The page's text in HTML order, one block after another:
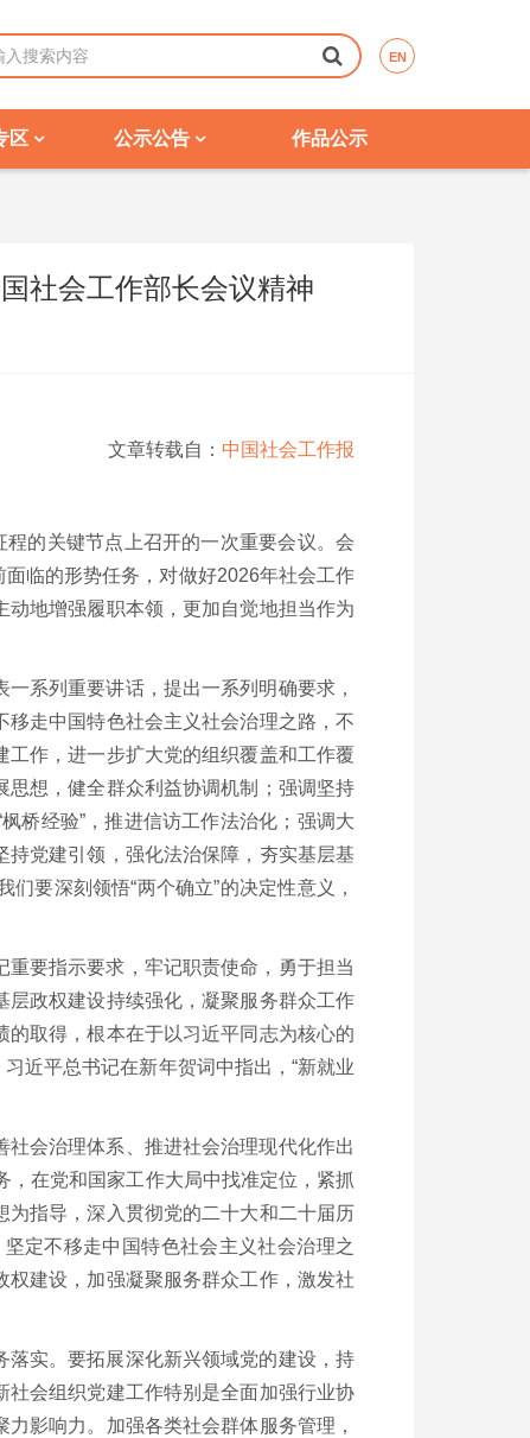
EN
区 公示公告 作品公示
社会工作部长会议精神
文章转载自： 中国社会工作报
的关键节点上召开的一次重要会议。会
临的形势任务，对做好2026年社会工作
地增强履职本领，更加自觉地担当作为
系列重要讲话，提出一系列明确要求，
走中国特色社会主义社会治理之路，不
作，进一步扩大党的组织覆盖和工作覆
想，健全群众利益协调机制；强调坚持
桥经验”，推进信访工作法治化；强调大
党建引领，强化法治保障，夯实基层基
要深刻领悟“两个确立”的决定性意义，
要指示要求，牢记职责使命，勇于担当
政权建设持续强化，凝聚服务群众工作
取得，根本在于以习近平同志为核心的
近平总书记在新年贺词中指出，“新就业
会治理体系、推进社会治理现代化作出
，在党和国家工作大局中找准定位，紧抓
指导，深入贯彻党的二十大和二十届历
定不移走中国特色社会主义社会治理之
建设，加强凝聚服务群众工作，激发社
实。要拓展深化新兴领域党的建设，持
会组织党建工作特别是全面加强行业协
影响力。加强各类社会群体服务管理，